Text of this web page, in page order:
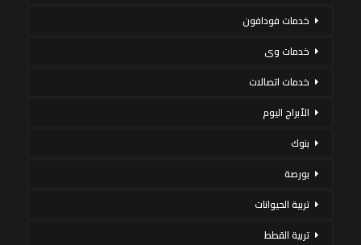
خدمات فودافون
خدمات وى
خدمات اتصالات
الأبراج اليوم
بنوك
بورصة
تربية الحيوانات
تربية القطط